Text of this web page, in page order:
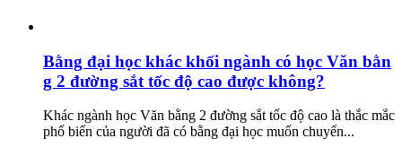
Bằng đại học khác khối ngành có học Văn bằn
g 2 đường sắt tốc độ cao được không?
Khác ngành học Văn bằng 2 đường sắt tốc độ cao là thắc mắc
phổ biến của người đã có bằng đại học muốn chuyển...